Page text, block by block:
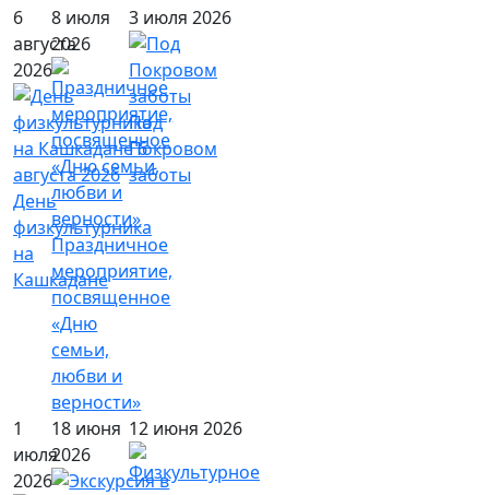
6
августа
2026
День
физкультурника
на
Кашкадане
8 июля
2026
Праздничное
мероприятие,
посвященное
«Дню
семьи,
любви и
верности»
3 июля 2026
Под
Покровом
заботы
1
июля
2026
18 июня
2026
12 июня 2026